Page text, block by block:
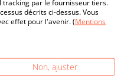
tracking par le fournisseur tiers.
décrits ci-dessus. Vous
effet pour l'avenir. (Mentions
Non, ajuster